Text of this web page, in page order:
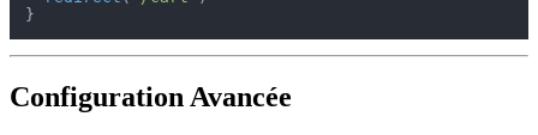
Configuration Avancée